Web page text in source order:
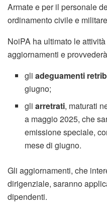
Armate e per il personale
ordinamento civile e
NoiPA ha ultimato le
aggiornamenti e
gliadeguamenti
giugno;
gliarretrati, maturati
a maggio 2025, che
emissione speciale,
mese di giugno.
Gli aggiornamenti, che
dirigenziale, saranno
dipendenti.